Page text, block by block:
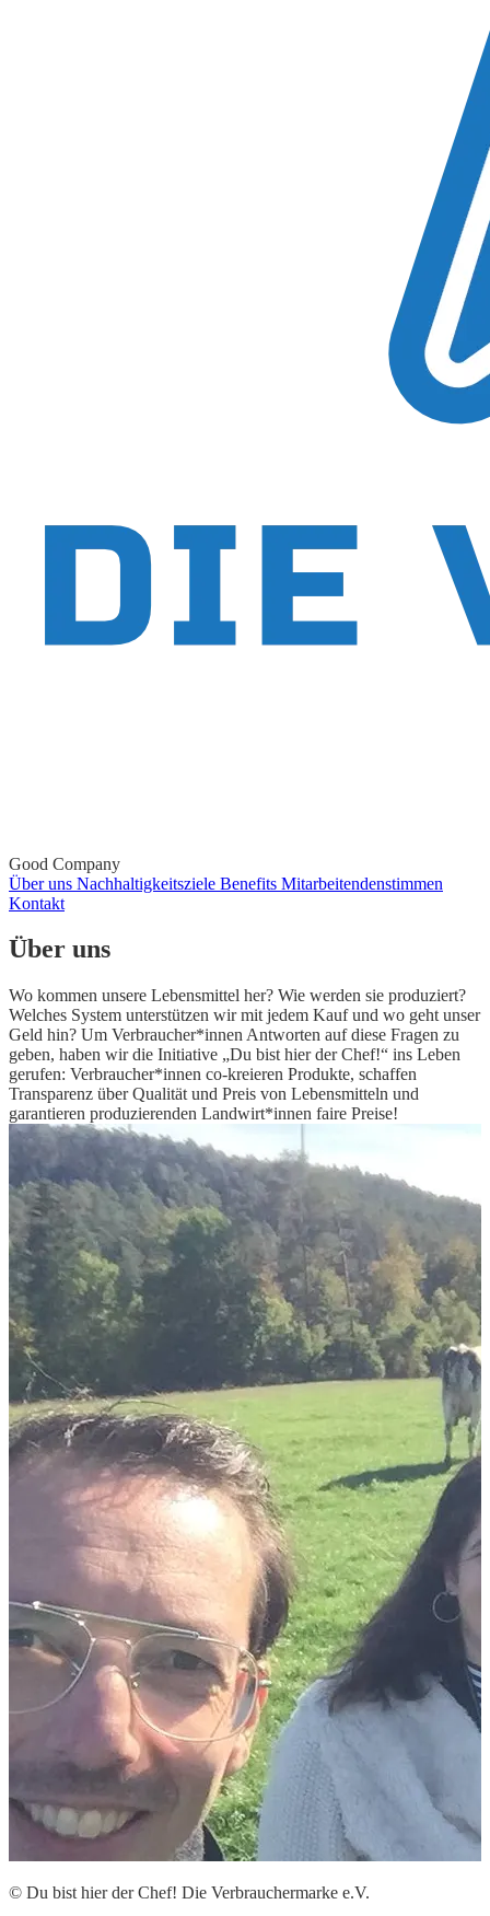
Good Company
Über uns Nachhaltigkeitsziele Benefits Mitarbeitendenstimmen
Kontakt
Über uns
Wo kommen unsere Lebensmittel her? Wie werden sie produziert?
Welches System unterstützen wir mit jedem Kauf und wo geht unser
Geld hin? Um Verbraucher*innen Antworten auf diese Fragen zu
geben, haben wir die Initiative „Du bist hier der Chef!“ ins Leben
gerufen: Verbraucher*innen co-kreieren Produkte, schaffen
Transparenz über Qualität und Preis von Lebensmitteln und
garantieren produzierenden Landwirt*innen faire Preise!
© Du bist hier der Chef! Die Verbrauchermarke e.V.